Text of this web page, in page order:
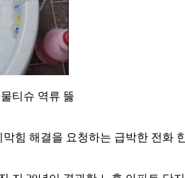
티슈 역류 뚫
힘 해결을 요청하는 급박한 전화